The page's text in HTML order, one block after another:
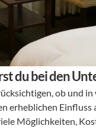
du bei den
ob und
erheblichen
Möglichkeiten,